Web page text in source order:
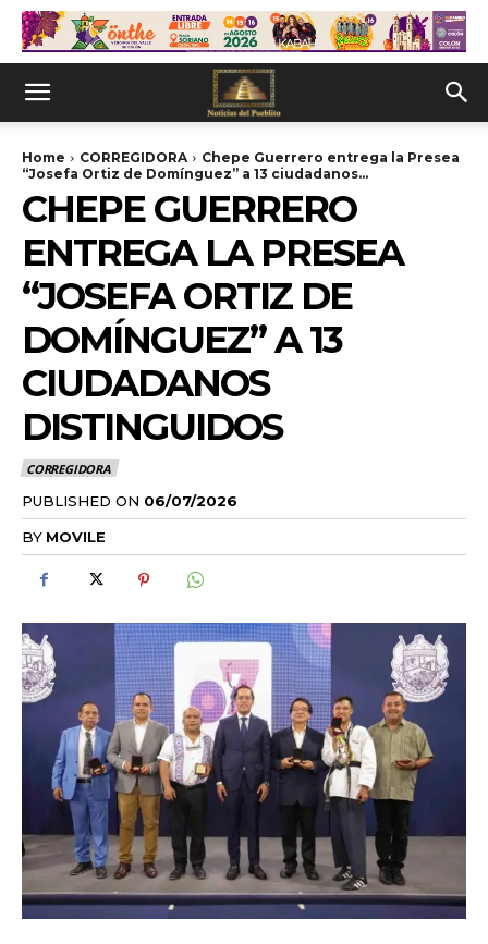
Home CORREGIDORA
Chepe Guerrero entrega la Presea
“Josefa Ortiz de Domínguez” a 13 ciudadanos...
CHEPE GUERRERO
ENTREGA LA PRESEA
“JOSEFA ORTIZ DE
DOMÍNGUEZ” A 13
CIUDADANOS
DISTINGUIDOS
CORREGIDORA
PUBLISHED ON 06/07/2026
BY MOVILE